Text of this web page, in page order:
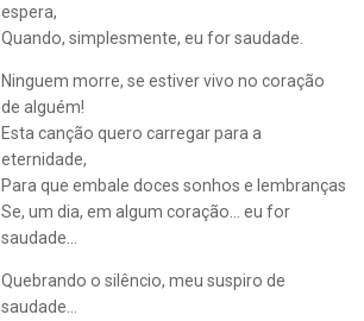
espera,
Quando, simplesmente, eu for saudade.
Ninguem morre, se estiver vivo no coração
de alguém!
Esta canção quero carregar para a
eternidade,
Para que embale doces sonhos e lembranças
Se, um dia, em algum coração… eu for
saudade…
Quebrando o silêncio, meu suspiro de
saudade…